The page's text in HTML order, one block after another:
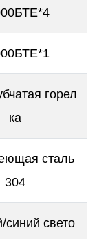
горел
ка
сталь
304
синий свето